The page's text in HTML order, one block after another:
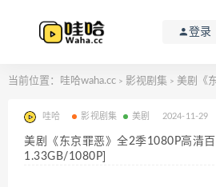
登录
当前位置： 哇哈waha.cc > 影视剧集 > 美剧《东京罪恶
哇哈 影视剧集 美剧 2024-11-29
美剧《东京罪恶》全2季1080P高清
1.33GB/1080P]